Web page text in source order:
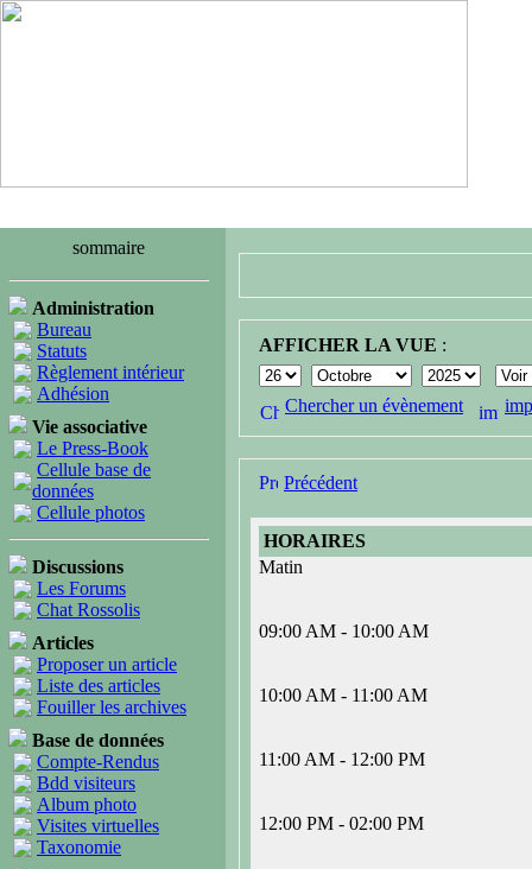
sommaire
Administration
Bureau
Statuts
Règlement intérieur
Adhésion
Vie associative
Le Press-Book
Cellule base de
données
Cellule photos
Discussions
Les Forums
Chat Rossolis
Articles
Proposer un article
Liste des articles
Fouiller les archives
Base de données
Compte-Rendus
Bdd visiteurs
Album photo
Visites virtuelles
Taxonomie
AFFICHER LA VUE :
Chercher un évènement
Précédent
HORAIRES
Matin
09:00 AM - 10:00 AM
10:00 AM - 11:00 AM
11:00 AM - 12:00 PM
12:00 PM - 02:00 PM